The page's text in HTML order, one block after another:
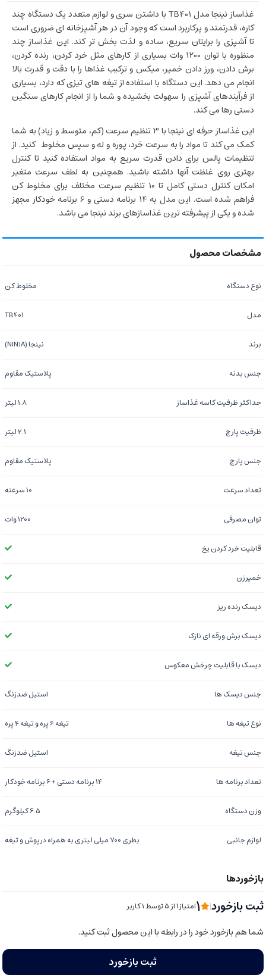
غذاساز نینجا مدل TB401 با داشتن سری و لوازم متعدد یک دستگاه چند
کاره، قدرتمند و پرکاربرد است که وجود آن در هر آشپزخانه ای ضروری است
تا آشپزی را برایتان سریع، ساده و لذت بخش تر کند. این غذاساز چند
منظوره با توان 1200 وات بسیاری از کارهای مثل خرد کردن، رنده کردن،
برش دادن، ورز دادن خمیر، میکس و ترکیب غذاها را با دقت و قدرت بالا
انجام می دهد. این دستگاه با استفاده از تیغه‌ های تیزی که دارد، بسیاری
از فرآیندهای آشپزی را سهولت بخشیده و شما را از انجام کارهای سنگین
دستی رها می‌ کند.
این غذاساز حرفه ای نینجا با 3 تنظیم سرعت (کم، متوسط و زیاد) به شما
کمک می‌ کند تا مواد را به سرعت خرد، پوره و له و سپس مخلوط کنید. از
تنظیمات پالس برای دادن قدرت سریع به مواد استفاده کنید تا کنترل
بهتری روی غلظت آنها داشته باشید. همچنین به لطف سرعت متغیر
امکان کنترل دستی کامل تا 10 تنظیم سرعت مختلف برای مخلوط کن
فراهم شده است. این مدل به 14 برنامه دستی و 6 برنامه خودکار مجهز
شده و یکی از پیشرفته ترین غذاسازهای برند نینجا می باشد.
نوع دستگاه مخلوط کن
مدل TB401
برند نینجا (NINJA)
جنس بدنه پلاستیک مقاوم
حداکثر ظرفیت کاسه غذاساز 1.8 لیتر
ظرفیت پارچ 2.1 لیتر
جنس پارچ پلاستیک مقاوم
تعداد سرعت 10 سرعته
توان مصرفی 1200 وات
قابلیت خرد کردن یخ
خمیرزن
دیسک رنده ریز
دیسک برش ورقه ای نازک
دیسک با قابلیت چرخش معکوس
جنس دیسک ها استیل ضدزنگ
نوع تیغه ها تیغه 6 پره و تیغه 4 پره
جنس تیغه استیل ضدزنگ
تعداد برنامه ها 14 برنامه دستی + 6 برنامه خودکار
وزن دستگاه 6.5 کیلوگرم
لوازم جانبی بطری 700 میلی لیتری به همراه درپوش و تیغه
ثبت بازخورد|
1امتیاز1 از ۵ توسط 1 کاربر
شما هم بازخورد خود را در رابطه با این محصول ثبت کنید.
ثبت بازخورد